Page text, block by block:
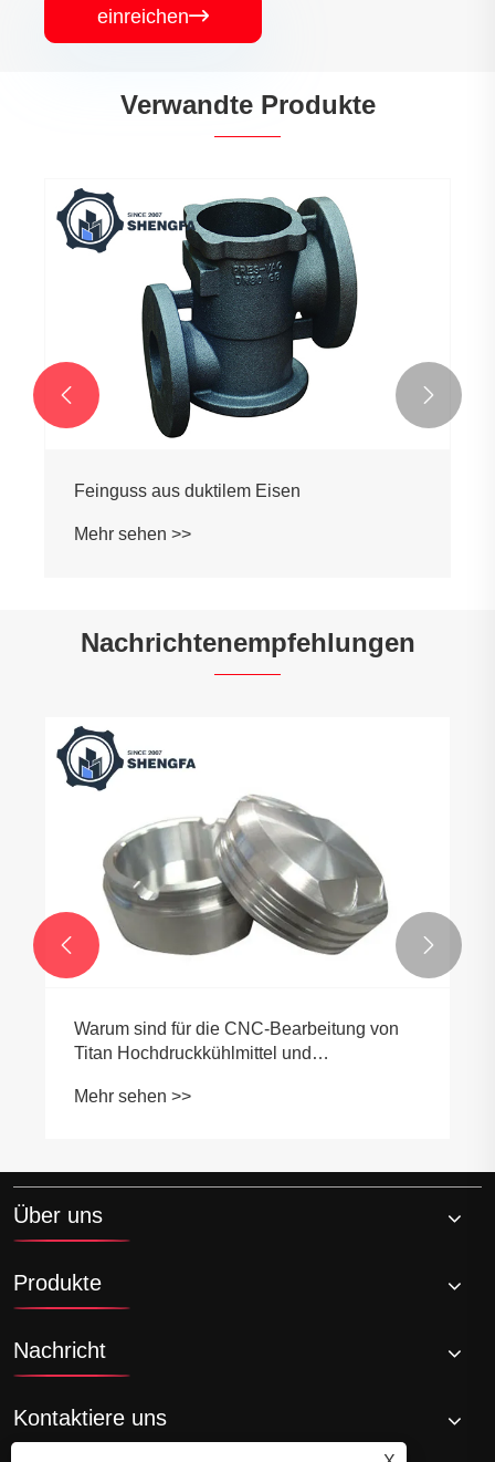
einreichen
Verwandte Produkte
Feinguss aus duktilem Eisen
Mehr sehen >>
 
Nachrichtenempfehlungen
Warum sind für die CNC-Bearbeitung von
Titan Hochdruckkühlmittel und
Mehr sehen >>
 
Über uns
Produkte
Nachricht
Kontaktiere uns